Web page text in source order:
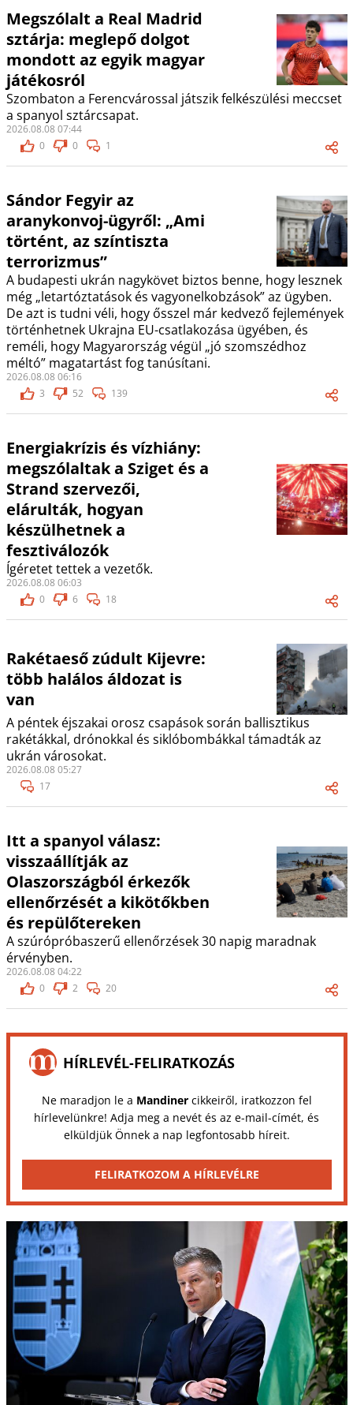
Megszólalt a Real Madrid
sztárja: meglepő dolgot
mondott az egyik magyar
játékosról
Szombaton a Ferencvárossal játszik felkészülési meccset
a spanyol sztárcsapat.
2026.08.08 07:44
0
0 1
Sándor Fegyir az
aranykonvoj-ügyről: „Ami
történt, az színtiszta
terrorizmus”
A budapesti ukrán nagykövet biztos benne, hogy lesznek
még „letartóztatások és vagyonelkobzások” az ügyben.
De azt is tudni véli, hogy ősszel már kedvező fejlemények
történhetnek Ukrajna EU-csatlakozása ügyében, és
reméli, hogy Magyarország végül „jó szomszédhoz
méltó” magatartást fog tanúsítani.
2026.08.08 06:16
3
52 139
Energiakrízis és vízhiány:
megszólaltak a Sziget és a
Strand szervezői,
elárulták, hogyan
készülhetnek a
fesztiválozók
Ígéretet tettek a vezetők.
2026.08.08 06:03
0
6 18
Rakétaeső zúdult Kijevre:
több halálos áldozat is
van
A péntek éjszakai orosz csapások során ballisztikus
rakétákkal, drónokkal és siklóbombákkal támadták az
ukrán városokat.
2026.08.08 05:27
17
Itt a spanyol válasz:
visszaállítják az
Olaszországból érkezők
ellenőrzését a kikötőkben
és repülőtereken
A szúrópróbaszerű ellenőrzések 30 napig maradnak
érvényben.
2026.08.08 04:22
0
2 20
HÍRLEVÉL-FELIRATKOZÁS
Ne maradjon le a Mandinercikkeiről, iratkozzon fel
hírlevelünkre! Adja meg a nevét és az e-mail-címét, és
elküldjük Önnek a nap legfontosabb híreit.
FELIRATKOZOM A HÍRLEVÉLRE